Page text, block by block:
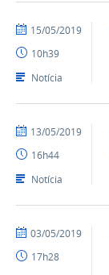
por
publicado
15/05/2019
10h39
Notícia
por
publicado
13/05/2019
16h44
Notícia
por
publicado
03/05/2019
17h28